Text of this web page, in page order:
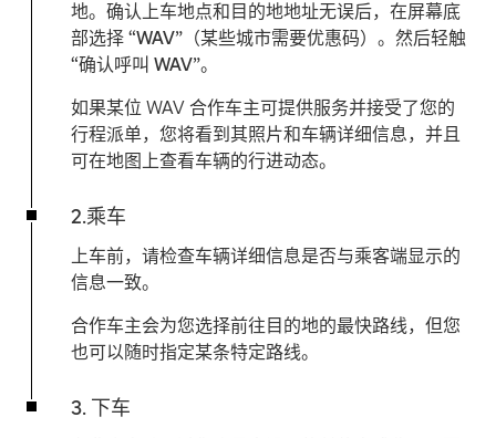
地。确认上车地点和目的地地址无误后，在屏幕底
部选择 “WAV” （某些城市需要优惠码）。然后轻触
“确认呼叫 WAV”。
如果某位 WAV 合作车主可提供服务并接受了您的
行程派单，您将看到其照片和车辆详细信息，并且
可在地图上查看车辆的行进动态。
2.乘车
上车前，请检查车辆详细信息是否与乘客端显示的
信息一致。
合作车主会为您选择前往目的地的最快路线，但您
也可以随时指定某条特定路线。
3. 下车